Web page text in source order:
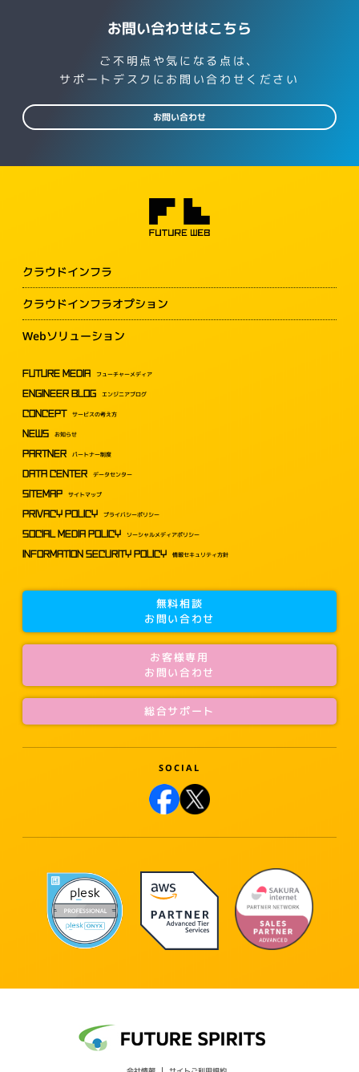
お問い合わせはこちら
ご不明点や気になる点は、
サポートデスクにお問い合わせください
お問い合わせ
クラウドインフラ
クラウドインフラオプション
Webソリューション
FUTURE MEDIA フューチャーメディア
ENGINEER BLOG エンジニアブログ
CONCEPT サービスの考え方
NEWS お知らせ
PARTNER パートナー制度
DATA CENTER データセンター
SITEMAP サイトマップ
PRIVACY POLICY プライバシーポリシー
SOCIAL MEDIA POLICY ソーシャルメディアポリシー
INFORMATION SECURITY POLICY 情報セキュリティ方針
無料相談
お問い合わせ
お客様専用
お問い合わせ
総合サポート